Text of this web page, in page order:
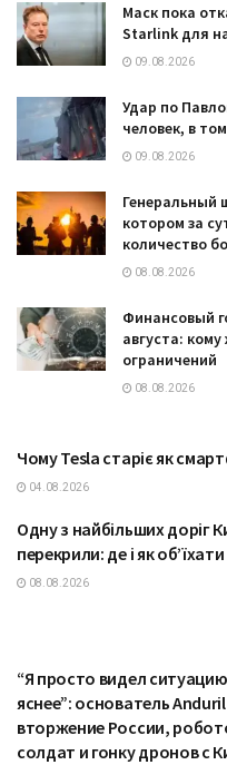
Маск пока
Starlink для
09.08.2026
Удар по
человек, в
09.08.2026
Генеральный
котором за
количество
08.08.2026
Финансовый
августа:
ограничений
08.08.2026
Чому Tesla старіє як
04.08.2026
Одну з найбільших доріг
перекрили: де і як об’їхати
08.08.2026
“Я просто видел ситуацию
яснее”: основатель
вторжение России,
солдат и гонку дронов с